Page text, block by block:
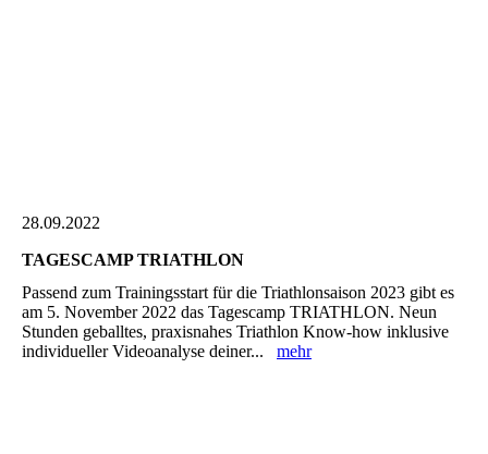
28.09.2022
TAGESCAMP TRIATHLON
Passend zum Trainingsstart für die Triathlonsaison 2023 gibt es
am 5. November 2022 das Tagescamp TRIATHLON. Neun
Stunden geballtes, praxisnahes Triathlon Know-how inklusive
individueller Videoanalyse deiner... mehr